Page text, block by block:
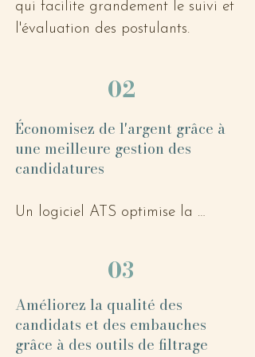
qui facilite grandement le suivi et
l'évaluation des postulants.
02
Économisez de l'argent grâce à
une meilleure gestion des
candidatures
Un logiciel ATS optimise la
informations dans une seule
plateforme. Vous pouvez ainsi
suivre l'évolution de chaque
candidat et gérer votre vivier de
03
Améliorez la qualité des
candidats et des embauches
grâce à des outils de filtrage